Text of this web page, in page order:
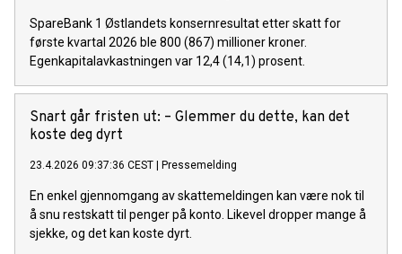
SpareBank 1 Østlandets konsernresultat etter skatt for
første kvartal 2026 ble 800 (867) millioner kroner.
Egenkapitalavkastningen var 12,4 (14,1) prosent.
Snart går fristen ut: – Glemmer du dette, kan det
koste deg dyrt
23.4.2026 09:37:36 CEST | Pressemelding
En enkel gjennomgang av skattemeldingen kan være nok til
å snu restskatt til penger på konto. Likevel dropper mange å
sjekke, og det kan koste dyrt.